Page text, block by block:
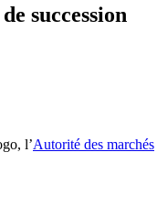
succession
l’Autorité des marchés